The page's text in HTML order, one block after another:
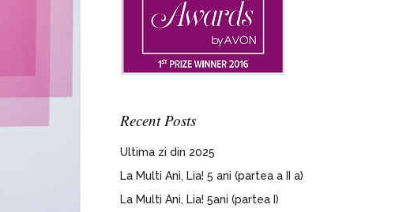
Recent Posts
Ultima zi din 2025
La Multi Ani, Lia! 5 ani (partea a II a)
La Multi Ani, Lia! 5ani (partea I)